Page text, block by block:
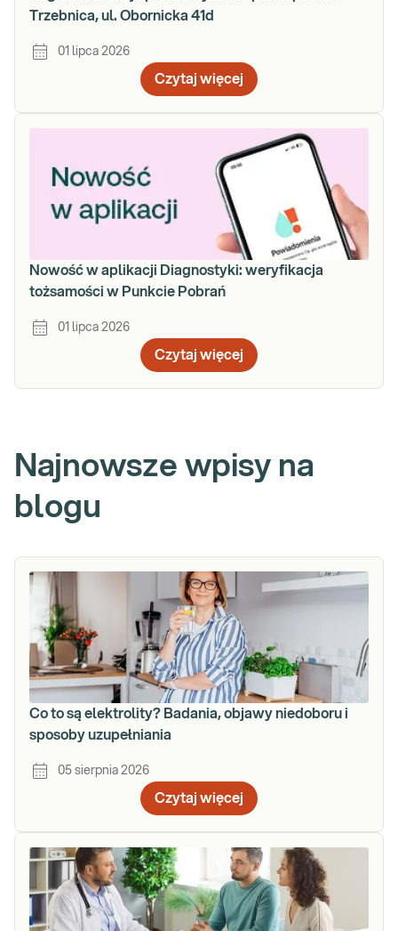
Trzebnica, ul. Obornicka 41d
01 lipca 2026
Czytaj więcej
Nowość w aplikacji Diagnostyki: weryfikacja
tożsamości w Punkcie Pobrań
01 lipca 2026
Czytaj więcej
Najnowsze wpisy na
blogu
Co to są elektrolity? Badania, objawy niedoboru i
sposoby uzupełniania
05 sierpnia 2026
Czytaj więcej